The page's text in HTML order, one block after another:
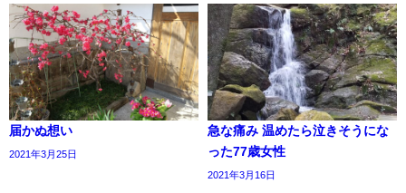
届かぬ想い
2021年3月25日
急な痛み 温めたら泣きそうにな
った77歳女性
2021年3月16日